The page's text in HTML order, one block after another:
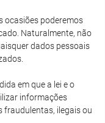
ocasiões poderemos
Naturalmente, não
dados pessoais
em que a lei e o
informações
fraudulentas, ilegais ou